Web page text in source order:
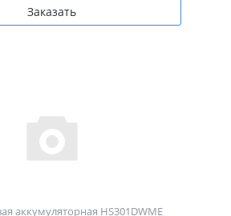
Заказать
аккумуляторная HS301DWME